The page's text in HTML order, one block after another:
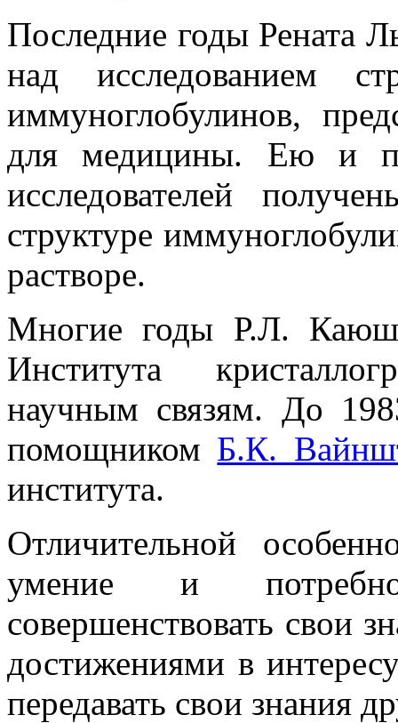
Последние годы Рената
над исследованием
иммуноглобулинов,
для медицины. Ею и
исследователей
структуре
растворе.
Многие годы Р.Л.
Института
научным связям. До
помощником Б.К.
института.
Отличительной
умение и
совершенствовать свои
достижениями в
передавать свои знания